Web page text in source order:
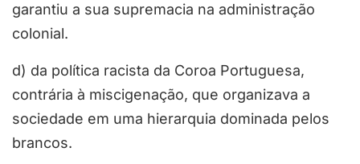
garantiu a sua supremacia na administração
colonial.
d) da política racista da Coroa Portuguesa,
contrária à miscigenação, que organizava a
sociedade em uma hierarquia dominada pelos
brancos.